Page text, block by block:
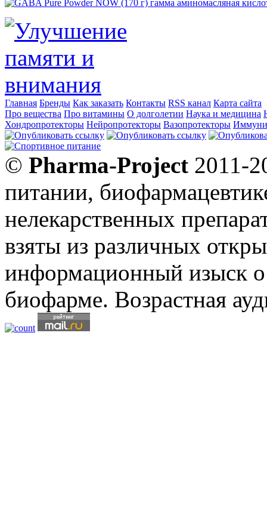
Главная Бренды Как заказать Контакты RSS канал Карта сайта
Про вещества Про витамины О долголетии Наука и медицина
Хондропротекторы Нейропротекторы Вазопротекторы
© Pharma-Project 2011-
питании,
нелекарственных
взяты из различных
информационный изыск
биофарме. Возрастная